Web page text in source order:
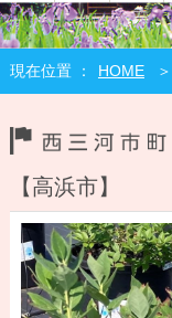
HOME
【高浜市】